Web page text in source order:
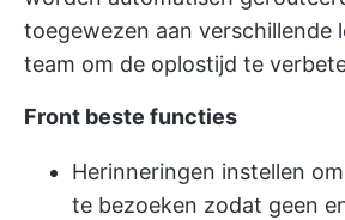
toegewezen aan verschillende
team om de oplostijd te
Front beste functies
Herinneringen instellen
te bezoeken zodat geen